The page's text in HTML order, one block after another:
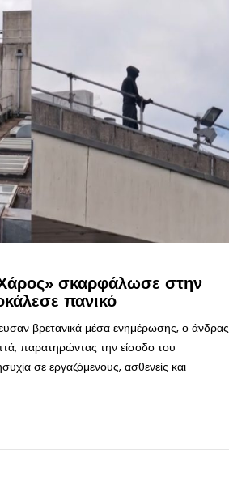
σκαρφάλωσε στην
πανικό
βρετανικά μέσα ενημέρωσης, ο άνδρας
παρατηρώντας την είσοδο του
σε εργαζόμενους, ασθενείς και